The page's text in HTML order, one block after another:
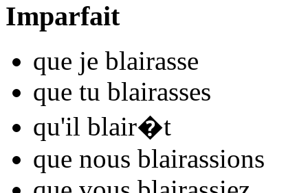
Imparfait
que je blairasse
que tu blairasses
qu'il blair�t
que nous blairassions